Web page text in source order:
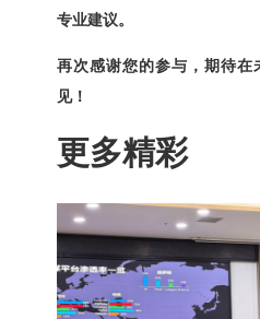
专业建议。
再次感谢您的参与，期待
见！
更多精彩